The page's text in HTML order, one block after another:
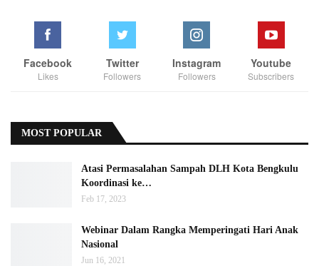
Facebook
Likes
Twitter
Followers
Instagram
Followers
Youtube
Subscribers
MOST POPULAR
Atasi Permasalahan Sampah DLH Kota Bengkulu
Koordinasi ke…
Feb 17, 2023
Webinar Dalam Rangka Memperingati Hari Anak
Nasional
Jun 16, 2021